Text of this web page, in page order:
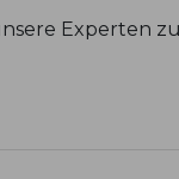
Experten